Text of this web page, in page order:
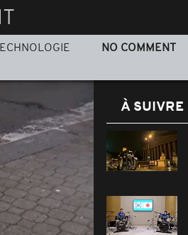
NO COMMENT
À SUIVRE